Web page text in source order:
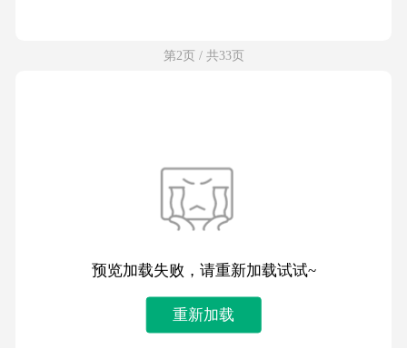
第2页 / 共33页
预览加载失败，请重新加载试试~
重新加载